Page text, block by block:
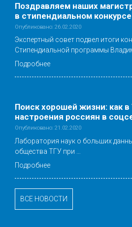
Поздравляем наших
в стипендиальном
Опубликовано: 26.02.2020
Экспертный совет подвел итоги
Стипендиальной программы
Подробнее
Поиск хорошей жизни: как
настроения россиян в
Опубликовано: 21.02.2020
Лаборатория наук о больших
общества ТГУ при …
Подробнее
ВСЕ НОВОСТИ